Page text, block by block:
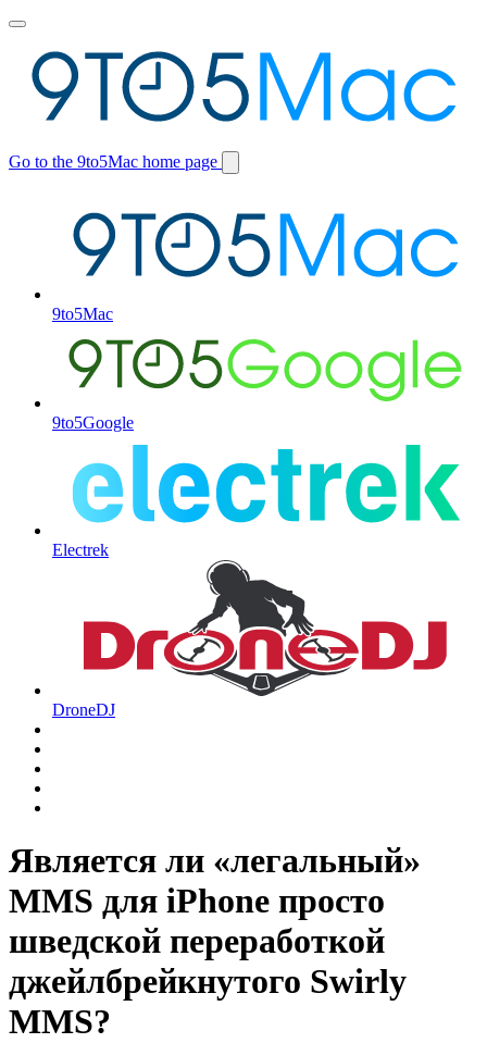
Toggle
menu
Go to the 9to5Mac home page
Switch
9to5Mac
9to5Google
Electrek
DroneDJ
Является ли «легальный»
MMS для iPhone просто
шведской переработкой
джейлбрейкнутого Swirly
MMS?